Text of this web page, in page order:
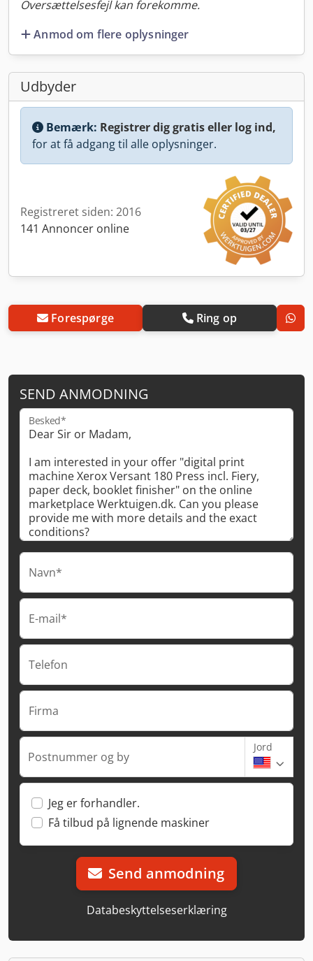
Oversættelsesfejl kan forekomme.
Anmod om flere oplysninger
Udbyder
Bemærk: Registrer dig gratis eller log ind,
for at få adgang til alle oplysninger.
Registreret siden: 2016
141 Annoncer online
Forespørge Ring op
SEND ANMODNING
Besked*
Navn*
E-mail*
Telefon
Firma
Postnummer og by
Jord
Jeg er forhandler.
Få tilbud på lignende maskiner
Send anmodning
Databeskyttelseserklæring